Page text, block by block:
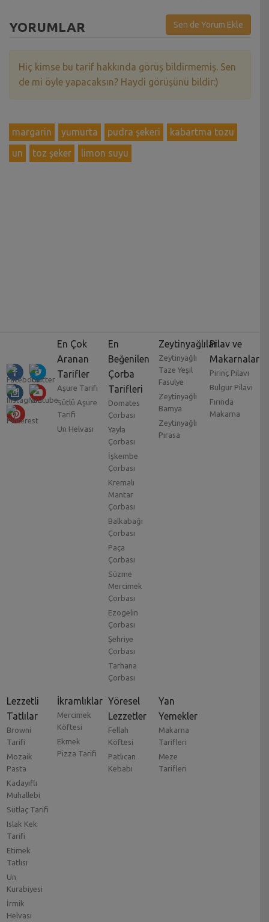
YORUMLAR Sen de Yorum Ekle
Hiç kimse bu tarif hakkında görüş bildirmemiş. Sen
de mi öyle yapacaksın? Haydi görüşünü bildir:)
margarin yumurta pudra şekeri
kabartma tozu
un
toz şeker limon suyu
En Çok
Aranan
Tarifler
Aşure Tarifi
Sütlü Aşure
Tarifi
Un Helvası
En
Beğenilen
Çorba
Tarifleri
Domates
Çorbası
Yayla
Çorbası
İşkembe
Çorbası
Kremalı
Mantar
Çorbası
Balkabağı
Çorbası
Paça
Çorbası
Süzme
Mercimek
Çorbası
Ezogelin
Çorbası
Şehriye
Çorbası
Tarhana
Çorbası
Zeytinyağlılar
Zeytinyağlı
Taze Yeşil
Fasulye
Zeytinyağlı
Bamya
Zeytinyağlı
Pırasa
Pilav ve
Makarnalar
Pirinç Pilavı
Bulgur Pilavı
Fırında
Makarna
Lezzetli
Tatlılar
Browni
Tarifi
Mozaik
Pasta
Kadayıflı
Muhallebi
Sütlaç Tarifi
Islak Kek
Tarifi
Etimek
Tatlısı
Un
Kurabiyesi
İrmik
Helvası
İkramlıklar
Mercimek
Köftesi
Ekmek
Pizza Tarifi
Yöresel
Lezzetler
Fellah
Köftesi
Patlıcan
Kebabı
Yan
Yemekler
Makarna
Tarifleri
Meze
Tarifleri